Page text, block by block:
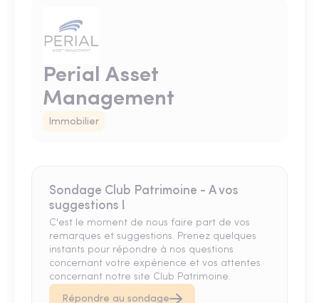
Perial Asset
Management
Immobilier
Sondage Club Patrimoine - A vos
suggestions !
C'est le moment de nous faire part de vos
remarques et suggestions. Prenez quelques
instants pour répondre à nos questions
concernant votre expérience et vos attentes
concernant notre site Club Patrimoine.
Répondre au sondage